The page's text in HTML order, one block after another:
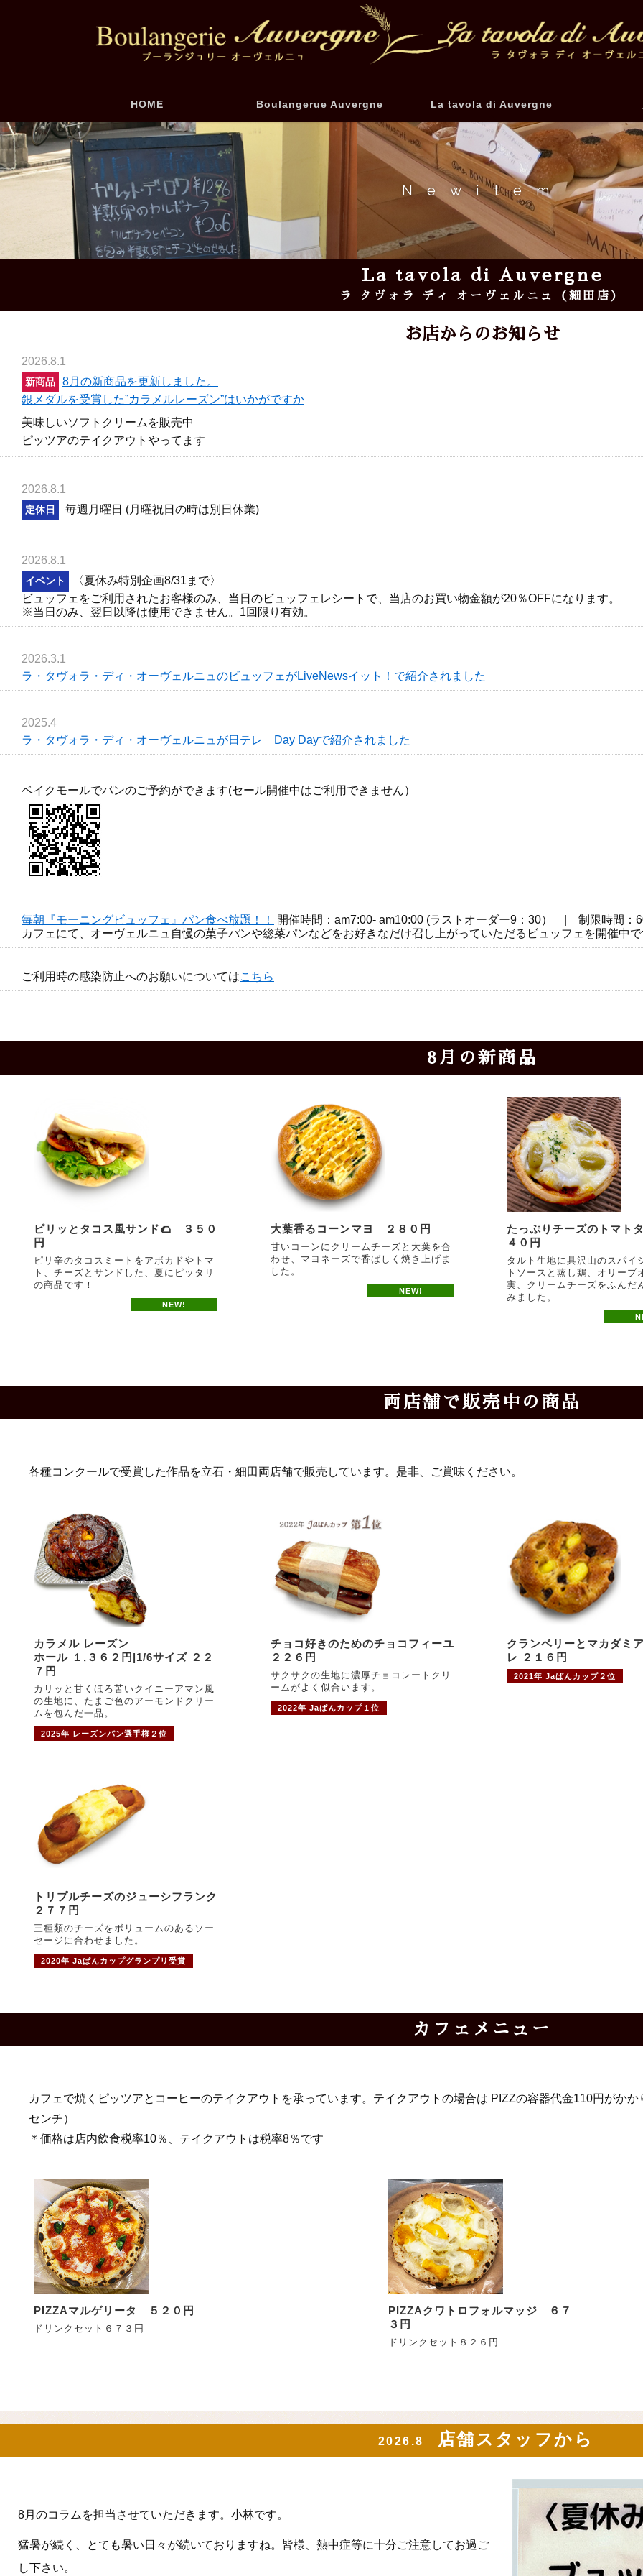
HOME Boulangerue Auvergne La tavola di Auvergne
Newitem
La tavola di Auvergne
ラ タヴォラ ディ オーヴェルニュ（細田店）
お店からのお知らせ
2026.8.1
新商品
8月の新商品を更新しました。
銀メダルを受賞した”カラメルレーズン”はいかがですか
美味しいソフトクリームを販売中
ピッツアのテイクアウトやってます
2026.8.1
定休日 毎週月曜日 (月曜祝日の時は別日休業)
2026.8.1
イベント
〈夏休み特別企画8/31まで〉
ビュッフェをご利用されたお客様のみ、当日のビュッフェレシートで、当店のお買い物金額が20％OFFになります。
※当日のみ、翌日以降は使用できません。1回限り有効。
2026.3.1
ラ・タヴォラ・ディ・オーヴェルニュのビュッフェがLiveNewsイット！で紹介されました
2025.4
ラ・タヴォラ・ディ・オーヴェルニュが日テレ Day Dayで紹介されました
ベイクモールでパンのご予約ができます(セール開催中はご利用できません）
毎朝『モーニングビュッフェ』パン食べ放題！！
開催時間：am7:00- am10:00 (ラストオーダー9：30） | 制限時間：
カフェにて、オーヴェルニュ自慢の菓子パンや総菜パンなどをお好きなだけ召し上がっていただるビュッフェを開催中で
ご利用時の感染防止へのお願いについてはこちら
8月の新商品
ピリッとタコス風サンド🌮 ３５０
円
ピリ辛のタコスミートをアボカドやトマ
ト、チーズとサンドした、夏にピッタリ
の商品です！
NEW!
大葉香るコーンマヨ ２８０円
甘いコーンにクリームチーズと大葉を合
わせ、マヨネーズで香ばしく焼き上げま
した。
NEW!
たっぷりチーズのトマト
４０円
タルト生地に具沢山のスパイ
トソースと蒸し鶏、オリーブ
実、クリームチーズをふんだ
みました。
両店舗で販売中の商品
各種コンクールで受賞した作品を立石・細田両店舗で販売しています。是非、ご賞味ください。
カラメル レーズン
ホール １,３６２円|1/6サイズ ２２
７円
カリッと甘くほろ苦いクイニーアマン風
の生地に、たまご色のアーモンドクリー
ムを包んだ一品。
2025年 レーズンパン選手権２位
チョコ好きのためのチョコフィーユ
２２６円
サクサクの生地に濃厚チョコレートクリ
ームがよく似合います。
2022年 Jaぱんカップ１位
クランベリーとマカダミ
レ ２１６円
2021年 Jaぱんカップ２位
トリプルチーズのジューシフランク
２７７円
三種類のチーズをボリュームのあるソー
セージに合わせました。
2020年 Jaぱんカップグランプリ受賞
カフェメニュー
カフェで焼くピッツアとコーヒーのテイクアウトを承っています。テイクアウトの場合は PIZZの容器代金110円がか
センチ）
＊価格は店内飲食税率10％、テイクアウトは税率8％です
PIZZAマルゲリータ ５２０円
ドリンクセット６７３円
PIZZAクワトロフォルマッジ ６７
３円
ドリンクセット８２６円
2026.8 店舗スタッフから
8月のコラムを担当させていただきます。小林です。
猛暑が続く、とても暑い日々が続いておりますね。皆様、熱中症等に十分ご注意してお過ご
し下さい。